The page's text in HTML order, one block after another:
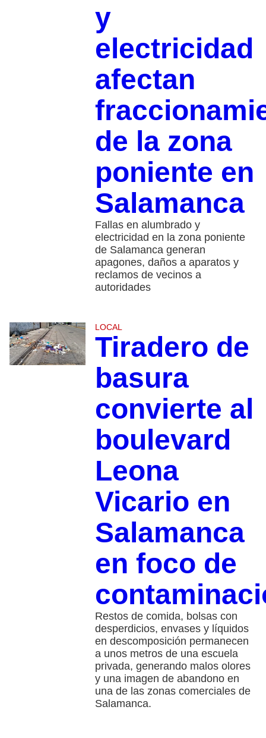
y
electricidad
afectan
de la zona
poniente en
Salamanca
Fallas en alumbrado y
electricidad en la zona poniente
de Salamanca generan
apagones, daños a aparatos y
reclamos de vecinos a
autoridades
LOCAL
Tiradero de
basura
convierte al
boulevard
Leona
Vicario en
Salamanca
en foco de
Restos de comida, bolsas con
desperdicios, envases y líquidos
en descomposición permanecen
a unos metros de una escuela
privada, generando malos olores
y una imagen de abandono en
una de las zonas comerciales de
Salamanca.